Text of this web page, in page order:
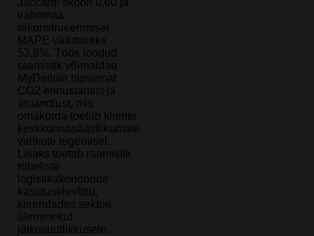
Jaccardi skoori 0,60 ja
vahemaa
rekonstrueerimisel
MAPE väärtuseks
53,8%. Töös loodud
raamistik võimaldab
MyDellole täpsemat
CO2 ennustamist ja
aruandlust, mis
omakorda toetab kliente
keskkonnasäästlikumate
valikute tegemisel.
Lisaks toetab raamistik
roheliste
logistikakoridoride
kasutuselevõttu,
kiirendades sektori
üleminekut
jätkusuutlikkusele.